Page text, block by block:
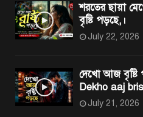
শরতের ছায়া
বৃষ্টি পড়ছে,।
July 22, 2026
দেখো আজ বৃষ্টি
Dekho aaj
July 21, 2026